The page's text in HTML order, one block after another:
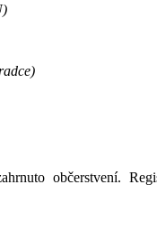
občerstvení.